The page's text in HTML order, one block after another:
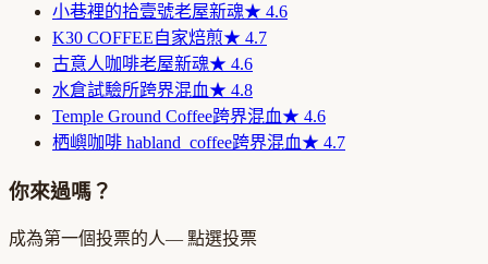
小巷裡的拾壹號老屋新魂★ 4.6
K30 COFFEE自家焙煎★ 4.7
古意人咖啡老屋新魂★ 4.6
水倉試驗所跨界混血★ 4.8
Temple Ground Coffee跨界混血★ 4.6
栖嶼咖啡 habland_coffee跨界混血★ 4.7
你來過嗎？
成為第一個投票的人— 點選投票